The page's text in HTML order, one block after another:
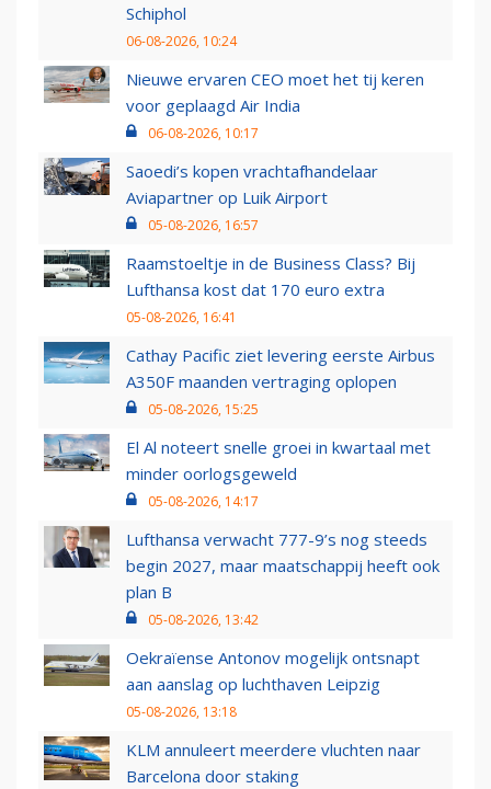
Schiphol
06-08-2026, 10:24
Nieuwe ervaren CEO moet het tij keren
voor geplaagd Air India
06-08-2026, 10:17
Saoedi’s kopen vrachtafhandelaar
Aviapartner op Luik Airport
05-08-2026, 16:57
Raamstoeltje in de Business Class? Bij
Lufthansa kost dat 170 euro extra
05-08-2026, 16:41
Cathay Pacific ziet levering eerste Airbus
A350F maanden vertraging oplopen
05-08-2026, 15:25
El Al noteert snelle groei in kwartaal met
minder oorlogsgeweld
05-08-2026, 14:17
Lufthansa verwacht 777-9’s nog steeds
begin 2027, maar maatschappij heeft ook
plan B
05-08-2026, 13:42
Oekraïense Antonov mogelijk ontsnapt
aan aanslag op luchthaven Leipzig
05-08-2026, 13:18
KLM annuleert meerdere vluchten naar
Barcelona door staking